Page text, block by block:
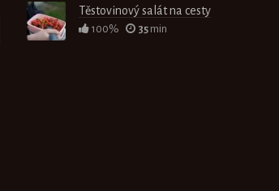
Těstovinový salát na cesty
100% 35 min